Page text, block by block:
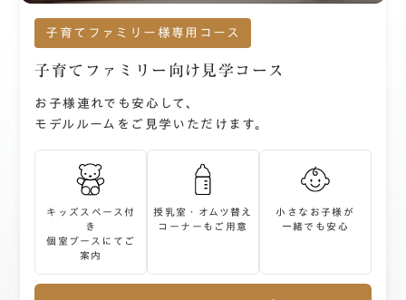
子育てファミリー様専用コース
子育てファミリー向け見学コース
お子様連れでも安心して、
モデルルームをご見学いただけます。
キッズスペース付
き
個室ブースにてご
案内
授乳室・オムツ替え
コーナーもご用意
小さなお子様が
一緒でも安心